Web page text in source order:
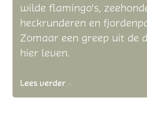
wilde flamingo's,
heckrunderen en
Zomaar een greep uit de
hier leven.
Lees verder